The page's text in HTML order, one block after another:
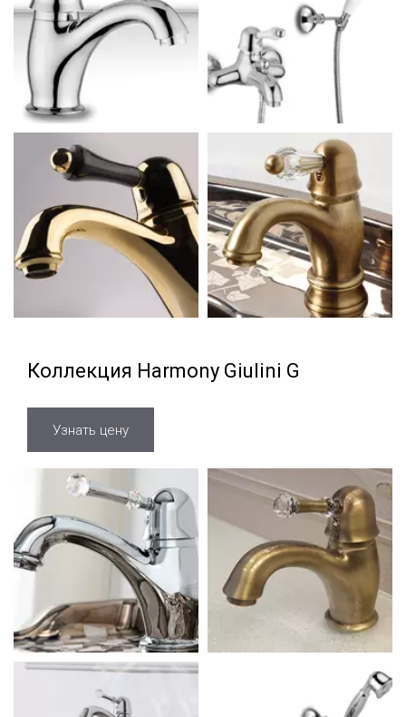
Коллекция Harmony Giulini G
Узнать цену